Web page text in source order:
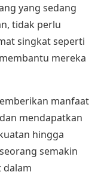
yang sedang
tidak perlu
singkat seperti
mereka
manfaat
mendapatkan
hingga
semakin
dalam